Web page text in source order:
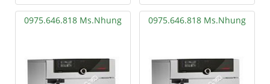
0975.646.818 Ms.Nhung 0975.646.818 Ms.Nhung